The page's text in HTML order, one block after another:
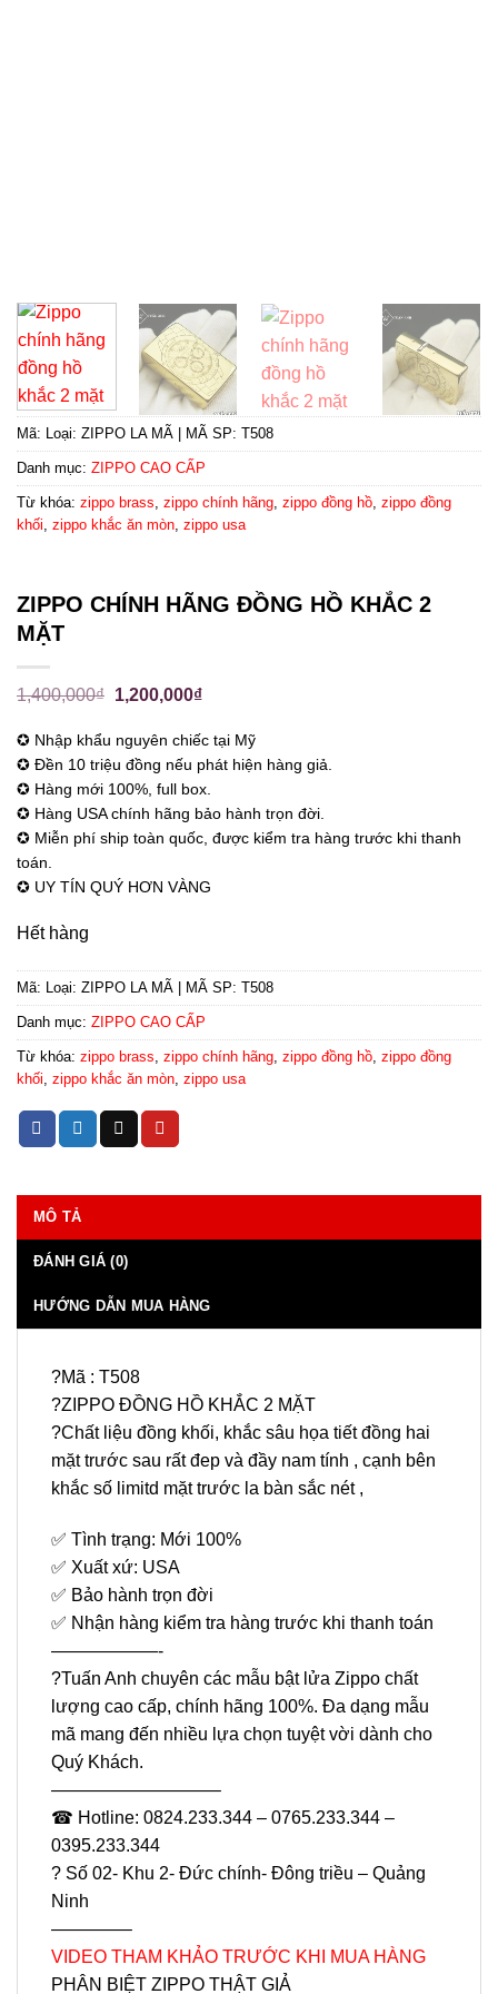
Mã: Loại: ZIPPO LA MÃ | MÃ SP: T508
Danh mục: ZIPPO CAO CẤP
Từ khóa: zippo brass, zippo chính hãng, zippo đồng hồ, zippo đồng
khối, zippo khắc ăn mòn, zippo usa
ZIPPO CHÍNH HÃNG ĐỒNG HỒ KHẮC 2
MẶT
1,400,000₫ 1,200,000₫
✪ Nhập khẩu nguyên chiếc tại Mỹ
✪ Đền 10 triệu đồng nếu phát hiện hàng giả.
✪ Hàng mới 100%, full box.
✪ Hàng USA chính hãng bảo hành trọn đời.
✪ Miễn phí ship toàn quốc, được kiểm tra hàng trước khi thanh
toán.
✪ UY TÍN QUÝ HƠN VÀNG
Hết hàng
Mã: Loại: ZIPPO LA MÃ | MÃ SP: T508
Danh mục: ZIPPO CAO CẤP
Từ khóa: zippo brass zippo chính hãng zippo đồng hồ zippo đồng
khối zippo khắc ăn mòn zippo usa
MÔ TẢ
ĐÁNH GIÁ (0)
HƯỚNG DẪN MUA HÀNG
?Mã : T508
?ZIPPO ĐỒNG HỒ KHẮC 2 MẶT
?Chất liệu đồng khối, khắc sâu họa tiết đồng hai
mặt trước sau rất đep và đầy nam tính , cạnh bên
khắc số limitd mặt trước la bàn sắc nét ,
✅ Tình trạng: Mới 100%
✅ Xuất xứ: USA
✅ Bảo hành trọn đời
✅ Nhận hàng kiểm tra hàng trước khi thanh toán
——————-
?Tuấn Anh chuyên các mẫu bật lửa Zippo chất
lượng cao cấp, chính hãng 100%. Đa dạng mẫu
mã mang đến nhiều lựa chọn tuyệt vời dành cho
Quý Khách.
—————————–
☎ Hotline: 0824.233.344 – 0765.233.344 –
0395.233.344
? Số 02- Khu 2- Đức chính- Đông triều – Quảng
Ninh
————–
VIDEO THAM KHẢO TRƯỚC KHI MUA HÀNG
PHÂN BIỆT ZIPPO THẬT GIẢ